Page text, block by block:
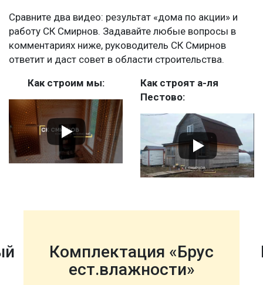
Сравните два видео: результат «дома по акции» и
работу СК Смирнов. Задавайте любые вопросы в
комментариях ниже, руководитель СК Смирнов
ответит и даст совет в области строительства.
Как строим мы:
Как строят а-ля
Пестово:
Комплектация «Брус
ест.влажности»